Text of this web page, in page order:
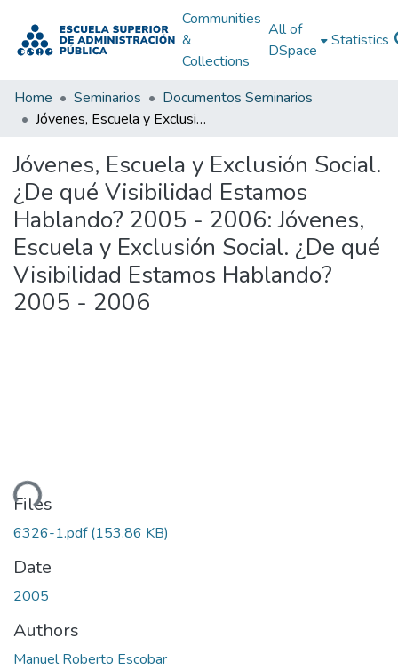
Communities
&
Collections
All of
DSpace
Statistics
Home Seminarios
Documentos Seminarios
Jóvenes, Escuela y Exclusión Social. ¿De qué Visibilidad Estamos Hablando? 2005 - 2006: Jóvenes, Escuela y Exclusión Social. ¿De qué Visibilidad Estamos Hablando? 2005 - 2006
Jóvenes, Escuela y Exclusión Social.
¿De qué Visibilidad Estamos
Hablando? 2005 - 2006: Jóvenes,
Escuela y Exclusión Social. ¿De qué
Visibilidad Estamos Hablando?
2005 - 2006
Files
6326-1.pdf(153.86 KB)
Date
2005
Authors
Manuel Roberto Escobar